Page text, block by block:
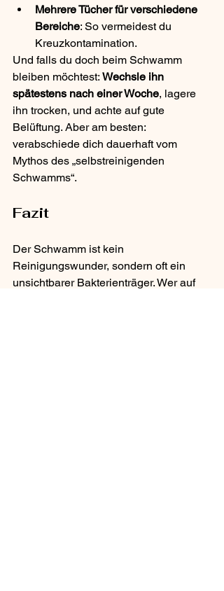
Mehrere Tücher für verschiedene
Bereiche: So vermeidest du
Kreuzkontamination.
Und falls du doch beim Schwamm
bleiben möchtest: Wechsle ihn
spätestens nach einer Woche, lagere
ihn trocken, und achte auf gute
Belüftung. Aber am besten:
verabschiede dich dauerhaft vom
Mythos des „selbstreinigenden
Schwamms“.
Fazit
Der Schwamm ist kein
Reinigungswunder, sondern oft ein
unsichtbarer Bakterienträger. Wer auf